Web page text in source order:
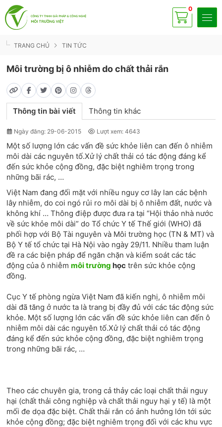
Có 0
sp
TRANG CHỦ TIN TỨC
Môi trường bị ô nhiễm do chất thải rắn
Thông tin bài viết Thông tin khác
Ngày đăng: 29-06-2015 Lượt xem: 4643
Một số lượng lớn các vấn đề sức khỏe liên can đến ô nhiễm
môi dài các nguyên tố.Xử lý chất thải có tác động đáng kể
đến sức khỏe cộng đồng, đặc biệt nghiêm trọng trong
những bãi rác, …
Việt Nam đang đối mặt với nhiều nguy cơ lây lan các bệnh
lây nhiễm, do coi ngó rủi ro môi dài bị ô nhiễm đất, nước và
không khí … Thông điệp được đưa ra tại “Hội thảo nhà nước
về sức khỏe môi dài” do Tổ chức Y tế Thế giới (WHO) đã
phối hợp với Bộ Tài nguyên và Môi trường học (TN & MT) và
Bộ Y tế tổ chức tại Hà Nội vào ngày 29/11. Nhiều tham luận
đề ra các biện pháp để ngăn chặn và kiểm soát các tác
động của ô nhiễmmôi trường học trên sức khỏe cộng
đồng.
Cục Y tế phòng ngừa Việt Nam đã kiến ​​nghị, ô nhiễm môi
dài đã tăng ở nước ta là trang bị đầy đủ với các tác động sức
khỏe. Một số lượng lớn các vấn đề sức khỏe liên can đến ô
nhiễm môi dài các nguyên tố.Xử lý chất thải có tác động
đáng kể đến sức khỏe cộng đồng, đặc biệt nghiêm trọng
trong những bãi rác, …
Theo các chuyên gia, trong cả thảy các loại chất thải nguy
hại (chất thải công nghiệp và chất thải nguy hại y tế) là một
mối đe dọa đặc biệt. Chất thải rắn có ảnh hưởng lớn tới sức
khỏe cộng đồng; đặc biệt nghiêm trọng đối với các khu vực